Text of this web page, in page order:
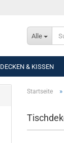
Alle
DECKEN & KISSEN
Startseite »